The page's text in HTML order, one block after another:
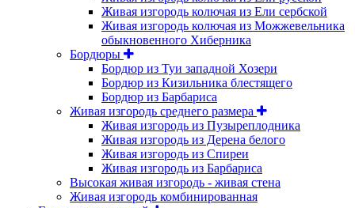
Живая изгородь колючая из Ели сербской
Живая изгородь колючая из Можжевельника
обыкновенного Хиберника
Бордюры
Бордюр из Туи западной Хозери
Бордюр из Кизильника блестящего
Бордюр из Барбариса
Живая изгородь среднего размера
Живая изгородь из Пузыреплодника
Живая изгородь из Дерена белого
Живая изгородь из Спиреи
Живая изгородь из Барбариса
Высокая живая изгородь - живая стена
Живая изгородь комбинированная